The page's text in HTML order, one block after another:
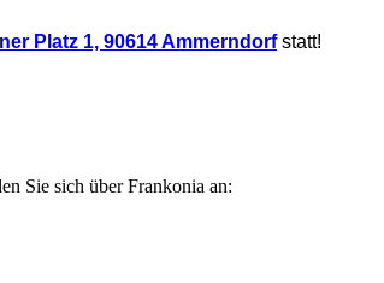
Platz 1, 90614 Ammerndorfstatt!
Sie sich über Frankonia an: